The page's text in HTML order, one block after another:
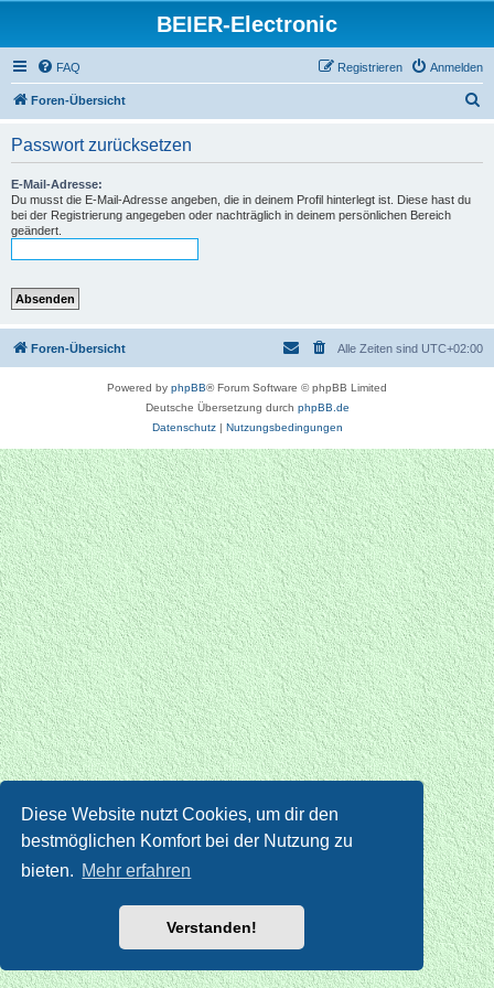
Diese Website nutzt Cookies, um dir den
bestmöglichen Komfort bei der Nutzung zu
bieten. Mehr erfahren
Verstanden!
BEIER-Electronic
FAQ Anmelden
Registrieren
Foren-Übersicht
Passwort zurücksetzen
E-Mail-Adresse:
Du musst die E-Mail-Adresse angeben, die in deinem Profil hinterlegt ist. Diese hast du
bei der Registrierung angegeben oder nachträglich in deinem persönlichen Bereich
geändert.
Foren-Übersicht Alle Zeiten sind UTC+02:00
Powered by phpBB® Forum Software © phpBB Limited
Deutsche Übersetzung durch phpBB.de
Datenschutz| Nutzungsbedingungen